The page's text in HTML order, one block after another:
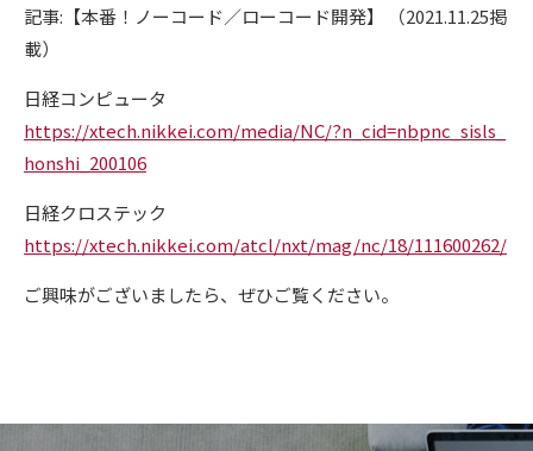
記事:【本番！ノーコード／ローコード開発】 （2021.11.25掲
載）
日経コンピュータ
https://xtech.nikkei.com/media/NC/?n_cid=nbpnc_sisls_
honshi_200106
日経クロステック
https://xtech.nikkei.com/atcl/nxt/mag/nc/18/111600262/
ご興味がございましたら、ぜひご覧ください。